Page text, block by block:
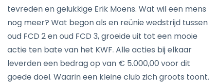
tevreden en gelukkige Erik Moens. Wat wil een mens
nog meer? Wat begon als en reünie wedstrijd tussen
oud FCD 2 en oud FCD 3, groeide uit tot een mooie
actie ten bate van het KWF. Alle acties bij elkaar
leverden een bedrag op van € 5.000,00 voor dit
goede doel. Waarin een kleine club zich groots toont.